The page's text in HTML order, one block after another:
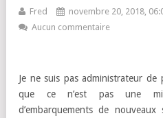
Fred novembre 20, 2018,
Aucun commentaire
Je ne suis pas administrateur de
que ce n’est pas une
d’embarquements de